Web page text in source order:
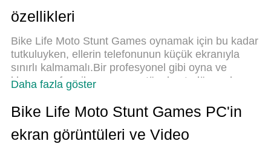
özellikleri
Bike Life Moto Stunt Games oynamak için bu kadar
tutkuluyken, ellerin telefonunun küçük ekranıyla
sınırlı kalmamalı.Bir profesyonel gibi oyna ve
klavye ve fare ile oyununun tüm kontrolü sende
olsun.MEmu sana beklediğin her şeyi
sunuyor.PC'de Bike Life Moto Stunt Games indir ve
oyna. İstediğin kadar oyna, artık pil sınırlamaları,
mobil veri ve rahatsız edici çağrılar yok.Yepyeni
Daha fazla göster
Bike Life Moto Stunt Games PC'in
ekran görüntüleri ve Video